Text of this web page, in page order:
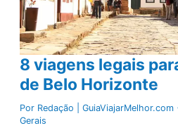
8 viagens legais
de Belo Horizonte
Por Redação | GuiaViajarMelhor.com
Gerais